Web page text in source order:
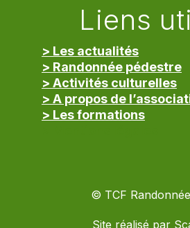
Liens
> Les actualités
> Randonnée pédestre
> Activités culturelles
> A propos de
> Les formations
© TCF
Site réalisé par